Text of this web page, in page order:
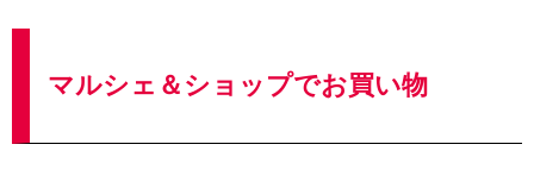
マルシェ＆ショップでお買い物